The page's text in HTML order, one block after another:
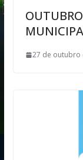
27 de outubro